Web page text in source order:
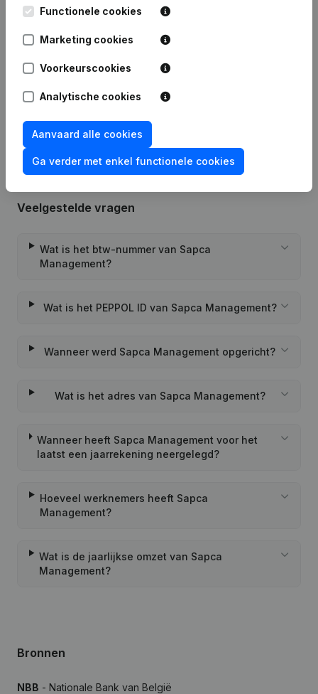
Publicatie
16-05-2025 Maatschappelijke Zetel
Rubriek Oprichting (Nieuwe
enz...)
Veelgestelde vragen
Wat is het btw-nummer van Sapca
Management?
Wat is het PEPPOL ID van Sapca Management?
Wanneer werd Sapca Management opgericht?
Wat is het adres van Sapca Management?
Wanneer heeft Sapca Management voor het
laatst een jaarrekening neergelegd?
Hoeveel werknemers heeft Sapca
Management?
Wat is de jaarlijkse omzet van Sapca
Management?
Bronnen
NBB - Nationale Bank van België
Functionele cookies
Marketing cookies
Voorkeurscookies
Analytische cookies
Aanvaard alle cookies
Ga verder met enkel functionele cookies